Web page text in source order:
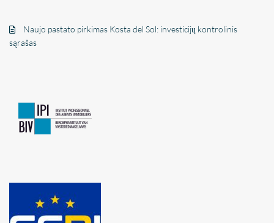
Naujo pastato pirkimas Kosta del Sol: investicijų kontrolinis
sąrašas